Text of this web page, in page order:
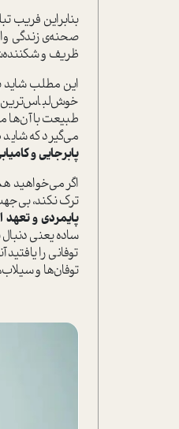
بنابراین فریب
صحنه‌ی زندگی
ظریف و
این مطلب شاید
خوش‌لباس‌ترین
طبیعت با آن‌ها
می‌گیرد که
پابرجایی و
اگر می‌خواهید
ترک نکند،
پایمردی و تعهد
ساده یعنی
توفانی را
توفان‌ها و